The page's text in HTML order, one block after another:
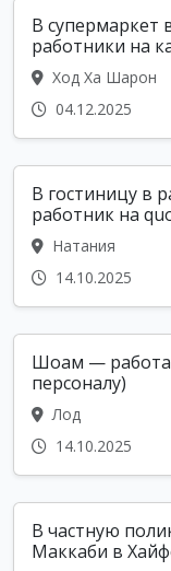
В супермаркет
работники на
Ход Ха Шарон
04.12.2025
В гостиницу в
работник на
Натания
14.10.2025
Шоам — работа
персоналу)
Лод
14.10.2025
В частную
Маккаби в